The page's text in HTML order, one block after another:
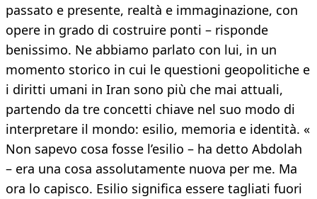
passato e presente, realtà e immaginazione, con
opere in grado di costruire ponti – risponde
benissimo. Ne abbiamo parlato con lui, in un
momento storico in cui le questioni geopolitiche e
i diritti umani in Iran sono più che mai attuali,
partendo da tre concetti chiave nel suo modo di
interpretare il mondo: esilio, memoria e identità. «
Non sapevo cosa fosse l’esilio – ha detto Abdolah
– era una cosa assolutamente nuova per me. Ma
ora lo capisco. Esilio significa essere tagliati fuori